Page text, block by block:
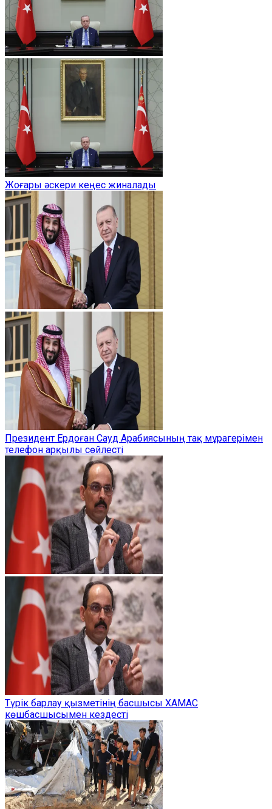
Жоғары әскери кеңес жиналады
Президент Ердоған Сауд Арабиясының тақ мұрагерімен
телефон арқылы сөйлесті
Түрік барлау қызметінің басшысы ХАМАС
көшбасшысымен кездесті